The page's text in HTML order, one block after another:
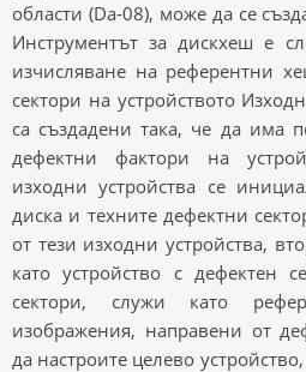
области (Da-08), може да се
Инструментът за дискхеш е
изчисляване на референтни
сектори на устройството
са създадени така, че да има
дефектни фактори на
изходни устройства се
диска и техните дефектни
от тези изходни устройства,
като устройство с дефектен
сектори, служи като
изображения, направени от
да настроите целево